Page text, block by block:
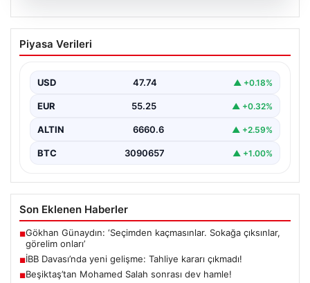
06.08.2026
İBB Davası’nda yeni gelişme: Tahliye
kararı çıkmadı!
Piyasa Verileri
USD 47.74 ▲ +0.18%
EUR 55.25 ▲ +0.32%
ALTIN 6660.6 ▲ +2.59%
BTC 3090657 ▲ +1.00%
Son Eklenen Haberler
■Gökhan Günaydın: ‘Seçimden kaçmasınlar. Sokağa çıksınlar,
görelim onları’
■İBB Davası’nda yeni gelişme: Tahliye kararı çıkmadı!
■Beşiktaş’tan Mohamed Salah sonrası dev hamle!